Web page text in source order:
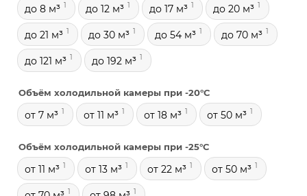
до 8 м³ 1 до 12 м³ 1 до 17 м³ 1 до 20 м³ 1
до 21 м³ 1 до 30 м³ 1 до 54 м³ 1 до 70 м³ 1
до 121 м³ 1 до 192 м³ 1
Объём холодильной камеры при -20°С
от 7 м³ 1 от 11 м³ 1 от 18 м³ 1 от 50 м³ 1
Объём холодильной камеры при -25°С
от 11 м³ 1 от 13 м³ 1 от 22 м³ 1 от 50 м³ 1
1 1